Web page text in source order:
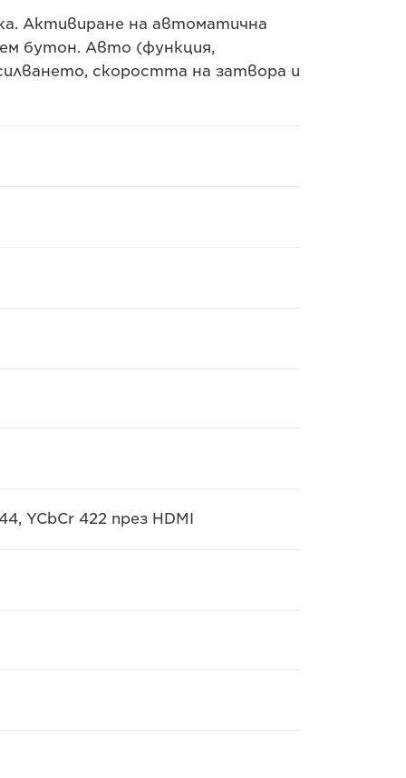
Активиране на автоматична
бутон. Авто (функция,
скоростта на затвора и
YCbCr 422 през HDMI